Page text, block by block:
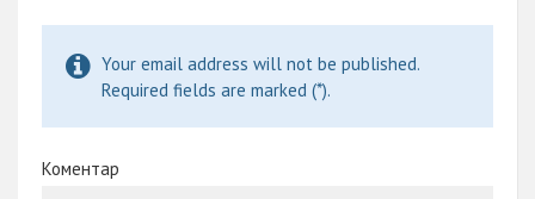
Your email address will not be published.
Required fields are marked (*).
Коментар